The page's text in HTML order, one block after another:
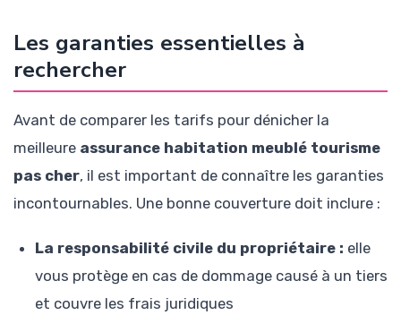
Les garanties essentielles à
rechercher
Avant de comparer les tarifs pour dénicher la
meilleure assurance habitation meublé tourisme
pas cher, il est important de connaître les garanties
incontournables. Une bonne couverture doit inclure :
La responsabilité civile du propriétaire : elle
vous protège en cas de dommage causé à un tiers
et couvre les frais juridiques